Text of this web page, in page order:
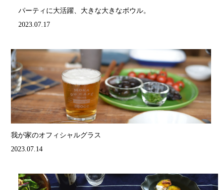
パーティに大活躍、大きな大きなボウル。
2023.07.17
我が家のオフィシャルグラス
2023.07.14